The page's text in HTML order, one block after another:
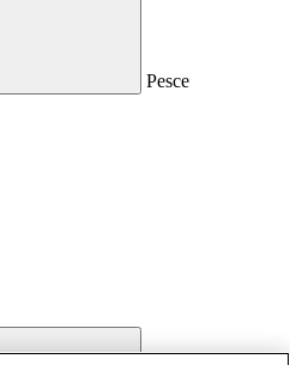
Pesce